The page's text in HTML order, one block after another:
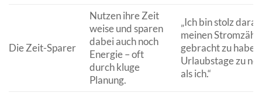
Die Zeit-Sparer
Nutzen ihre Zeit
weise und sparen
dabei auch noch
Energie – oft
durch kluge
Planung.
„Ich bin stolz
meinen
gebracht zu
Urlaubstage zu
als ich.“